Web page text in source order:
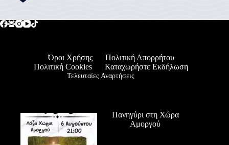
Όροι Χρήσης
Πολιτική Απορρήτου
Πολιτική Cookies
Καταχωρήστε Εκδήλωση
Τελευταίες Αναρτήσεις
Πανηγύρι στη Χώρα
Αμοργού